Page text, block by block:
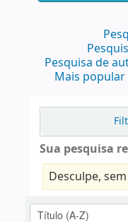
Pesquisa de
Mais popular
Sua pesquisa
Desculpe,